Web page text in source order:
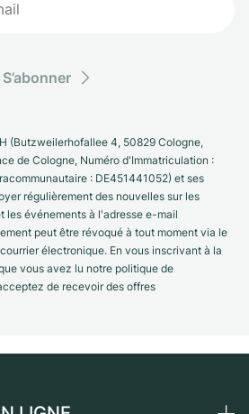
S’abonner
(Butzweilerhofallee 4, 50829 Cologne,
de Cologne, Numéro d'Immatriculation :
: DE451441052) et ses
régulièrement des nouvelles sur les
les événements à l'adresse e-mail
peut être révoqué à tout moment via le
électronique. En vous inscrivant à la
vous avez lu notre politique de
de recevoir des offres